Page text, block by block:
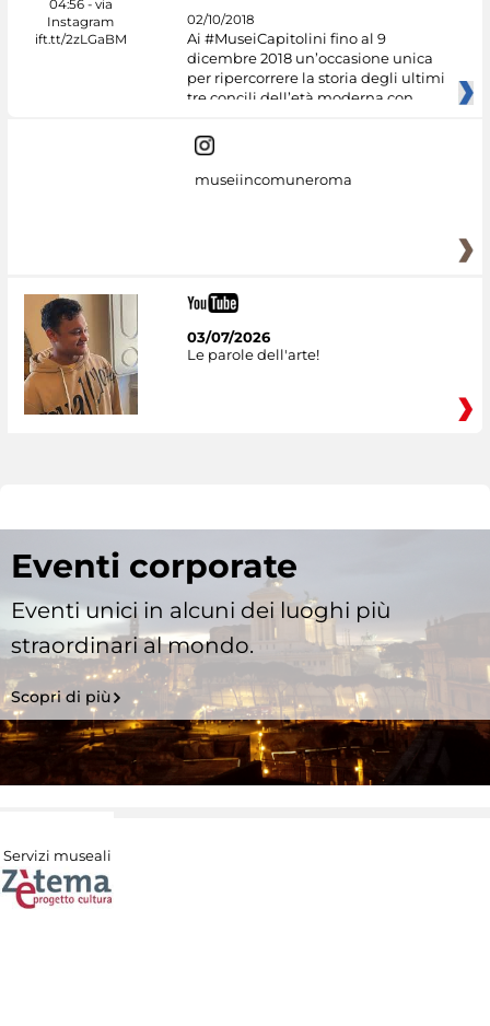
02/10/2018
Ai #MuseiCapitolini fino al 9
dicembre 2018 un’occasione unica
per ripercorrere la storia degli ultimi
tre concili dell’età moderna con
museiincomuneroma
03/07/2026
Le parole dell'arte!
Eventi corporate
Eventi unici in alcuni dei luoghi più
straordinari al mondo.
Scopri di più
Servizi museali